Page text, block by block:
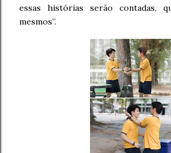
essas histórias serão contadas,
mesmos”.